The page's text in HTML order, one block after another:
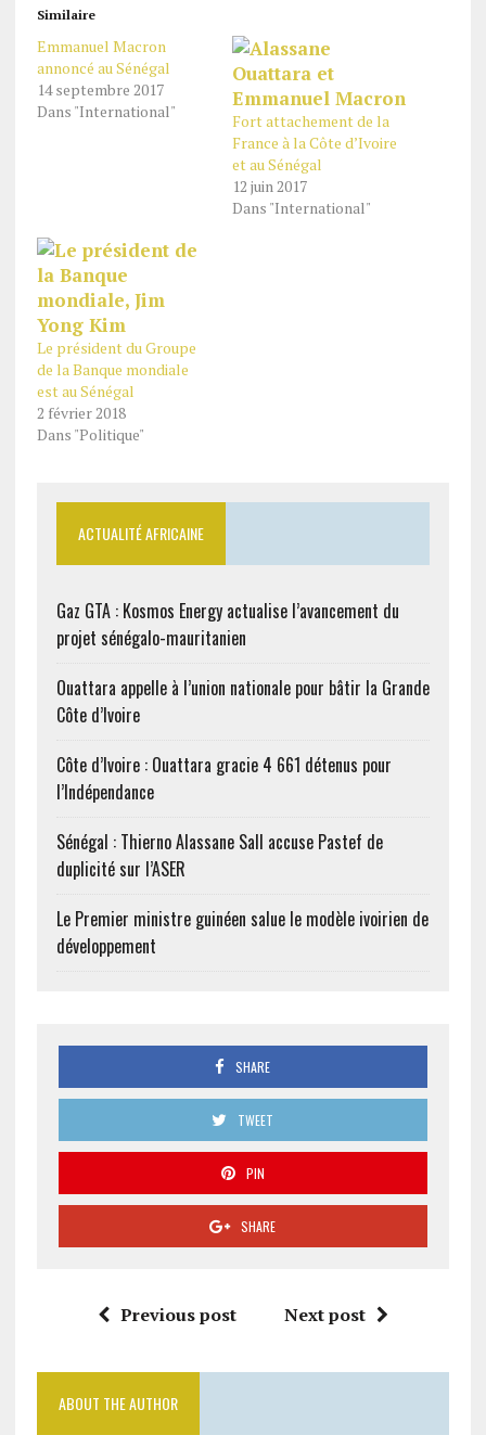
Similaire
Emmanuel Macron
annoncé au Sénégal
14 septembre 2017
Dans "International"
Fort attachement de la
France à la Côte d’Ivoire
et au Sénégal
12 juin 2017
Dans "International"
Le président du Groupe
de la Banque mondiale
est au Sénégal
2 février 2018
Dans "Politique"
ACTUALITÉ AFRICAINE
Gaz GTA : Kosmos Energy actualise l’avancement du
projet sénégalo-mauritanien
Ouattara appelle à l’union nationale pour bâtir la Grande
Côte d’Ivoire
Côte d’Ivoire : Ouattara gracie 4 661 détenus pour
l’Indépendance
Sénégal : Thierno Alassane Sall accuse Pastef de
duplicité sur l’ASER
Le Premier ministre guinéen salue le modèle ivoirien de
développement
SHARE
TWEET
PIN
SHARE
Previous post Next post
ABOUT THE AUTHOR